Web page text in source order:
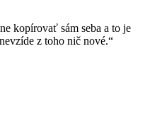
kopírovať sám seba a to je
z toho nič nové.